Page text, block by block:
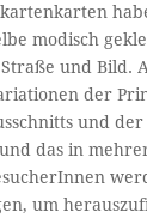
modisch
und Bild.
der
und
das in
um